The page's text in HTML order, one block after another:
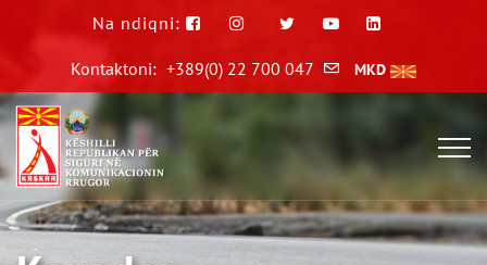
Na ndiqni:
Kontaktoni: +389(0) 22 700 047 MKD